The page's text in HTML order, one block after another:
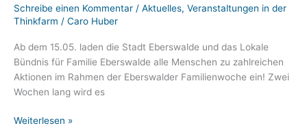
Schreibe einen Kommentar / Aktuelles, Veranstaltungen in der
Thinkfarm / Caro Huber
Ab dem 15.05. laden die Stadt Eberswalde und das Lokale
Bündnis für Familie Eberswalde alle Menschen zu zahlreichen
Aktionen im Rahmen der Eberswalder Familienwoche ein! Zwei
Wochen lang wird es
Familienwoche
Weiterlesen »